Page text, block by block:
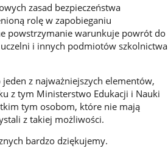
zasad bezpieczeństwa
rolę w zapobieganiu
powstrzymanie warunkuje powrót do
i innych podmiotów szkolnictwa
z najważniejszych elementów,
z tym Ministerstwo Edukacji i Nauki
tym osobom, które nie mają
z takiej możliwości.
bardzo dziękujemy.